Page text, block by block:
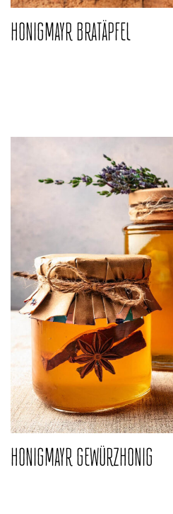
HONIGMAYR BRATÄPFEL
HONIGMAYR GEWÜRZHONIG